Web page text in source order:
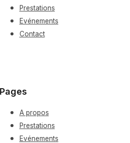
Prestations
Evénements
Contact
Pages
A propos
Prestations
Evénements